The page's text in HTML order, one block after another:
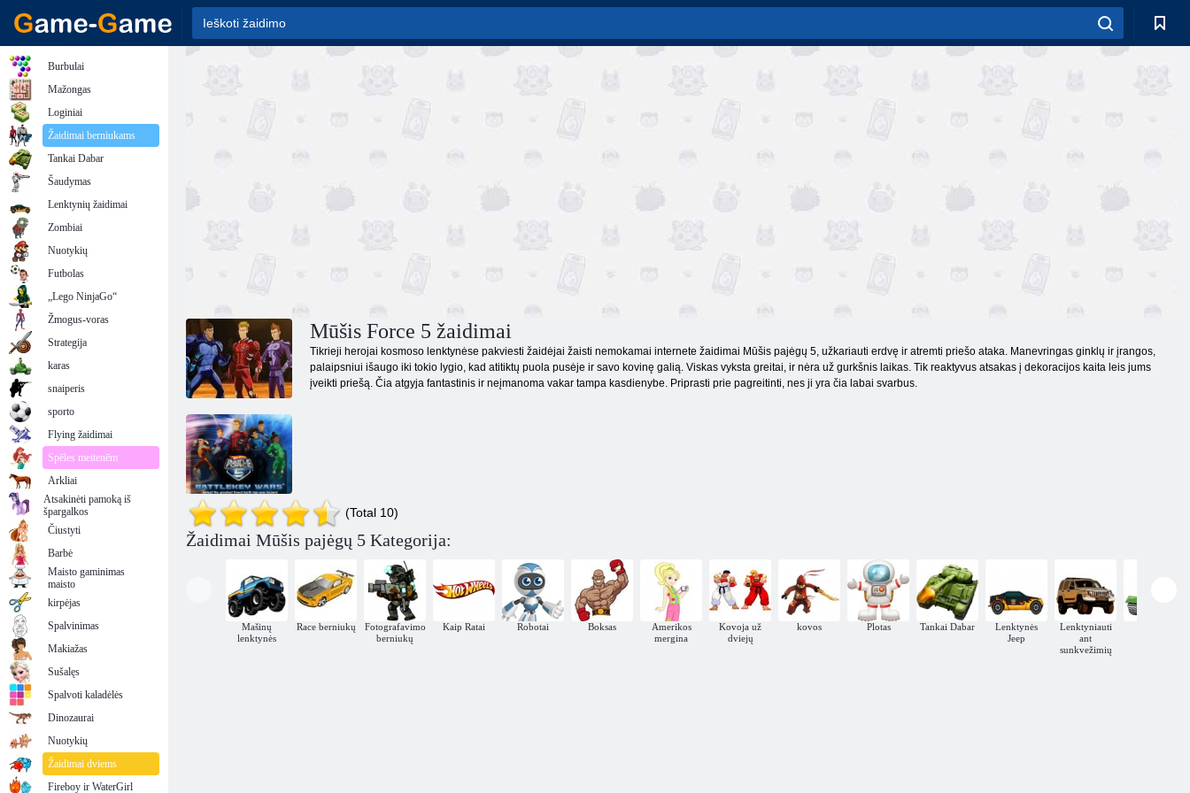
Mūšis Force 5 žaidimai
Tikrieji herojai kosmoso lenktynėse pakviesti žaidėjai žaisti nemokamai internete žaidimai Mūšis pajėgų 5, užkariauti erdvę ir atremti priešo ataka. Manevringas ginklų ir įrangos,
palaipsniui išaugo iki tokio lygio, kad atitiktų puola pusėje ir savo kovinę galią. Viskas vyksta greitai, ir nėra už gurkšnis laikas. Tik reaktyvus atsakas į dekoracijos kaita leis jums
įveikti priešą. Čia atgyja fantastinis ir neįmanoma vakar tampa kasdienybe. Priprasti prie pagreitinti, nes ji yra čia labai svarbus.
5 mūšio jėga:
mūšio raktų
(Total 10)
Žaidimai Mūšis pajėgų 5 Kategorija:
Mašinų
lenktynės
Race berniukų
Fotografavimo
berniukų
Kaip Ratai Robotai Boksas
Amerikos
mergina
Kovoja už
dviejų
kovos Plotas Tankai Dabar
Lenktynės
Jeep
Lenktyniauti
ant
sunkvežimių
Burbulai
Mažongas
Loginiai
Žaidimai berniukams
Tankai Dabar
Šaudymas
Lenktynių žaidimai
Zombiai
Nuotykių
Futbolas
„Lego NinjaGo“
Žmogus-voras
Strategija
karas
snaiperis
sporto
Flying žaidimai
Spēles meitenēm
Arkliai
Atsakinėti pamoką iš
špargalkos
Čiustyti
Barbė
Maisto gaminimas
maisto
kirpėjas
Spalvinimas
Makiažas
Sušalęs
Spalvoti kaladėlės
Dinozaurai
Nuotykių
Žaidimai dviems
Fireboy ir WaterGirl